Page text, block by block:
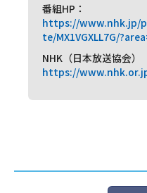
番組HP：
https://www.nhk.jp/
te/MX1VGXLL7G/
NHK（日本放送協会）
https://